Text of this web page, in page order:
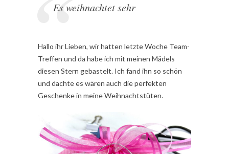
Es weihnachtet sehr
Hallo ihr Lieben, wir hatten letzte Woche Team-
Treffen und da habe ich mit meinen Mädels
diesen Stern gebastelt. Ich fand ihn so schön
und dachte es wären auch die perfekten
Geschenke in meine Weihnachtstüten.